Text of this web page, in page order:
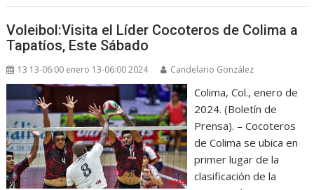
Voleibol:Visita el Líder Cocoteros de Colima a
Tapatíos, Este Sábado
13 13-06:00 enero 13-06:00 2024 Candelario González
Colima, Col., enero de
2024. (Boletín de
Prensa). – Cocoteros
de Colima se ubica en
primer lugar de la
clasificación de la